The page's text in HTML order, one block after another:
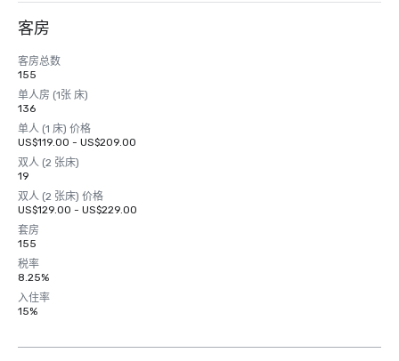
客房
客房总数
155
单人房 (1张 床)
136
单人 (1 床) 价格
US$119.00 - US$209.00
双人 (2 张床)
19
双人 (2 张床) 价格
US$129.00 - US$229.00
套房
155
税率
8.25%
入住率
15%